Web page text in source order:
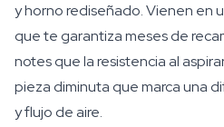
y horno rediseñado. Vienen en
que te garantiza meses de
notes que la resistencia al
pieza diminuta que marca una
y flujo de aire.